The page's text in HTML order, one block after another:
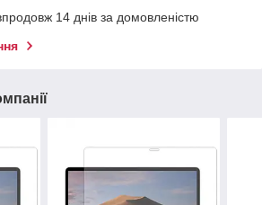
14 днів за домовленістю